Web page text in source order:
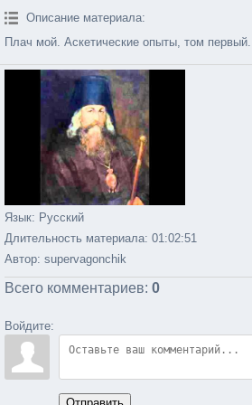
Описание материала:
Плач мой. Аскетические опыты, том
Язык: Русский
Длительность материала: 01:02:51
Автор: supervagonchik
Всего комментариев: 0
Войдите: